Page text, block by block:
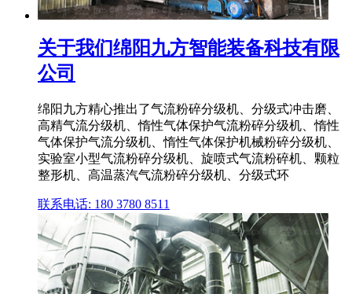
关于我们绵阳九方智能装备科技有限
公司
绵阳九方精心推出了气流粉碎分级机、分级式冲击磨、
高精气流分级机、惰性气体保护气流粉碎分级机、惰性
气体保护气流分级机、惰性气体保护机械粉碎分级机、
实验室小型气流粉碎分级机、旋喷式气流粉碎机、颗粒
整形机、高温蒸汽气流粉碎分级机、分级式环
联系电话: 180 3780 8511